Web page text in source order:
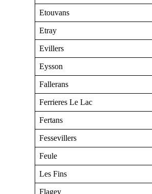
Etouvans
Etray
Evillers
Eysson
Fallerans
Ferrieres Le Lac
Fertans
Fessevillers
Feule
Les Fins
Flagey